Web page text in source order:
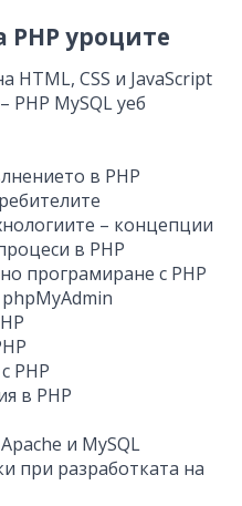
уроците
HTML, CSS и JavaScript
PHP MySQL уеб
в PHP
– концепции
в PHP
програмиране с PHP
PHP
в PHP
и MySQL
при разработката на